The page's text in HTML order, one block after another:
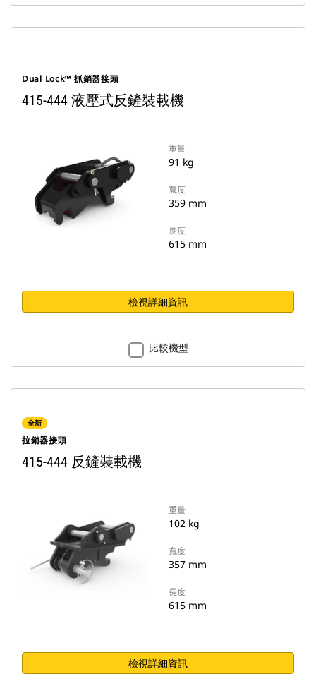
Dual Lock™ 抓銷器接頭
415-444 液壓式反鏟裝載機
重量
91 kg
寬度
359 mm
長度
615 mm
檢視詳細資訊
比較機型
全新
拉銷器接頭
415-444 反鏟裝載機
重量
102 kg
寬度
357 mm
長度
615 mm
檢視詳細資訊